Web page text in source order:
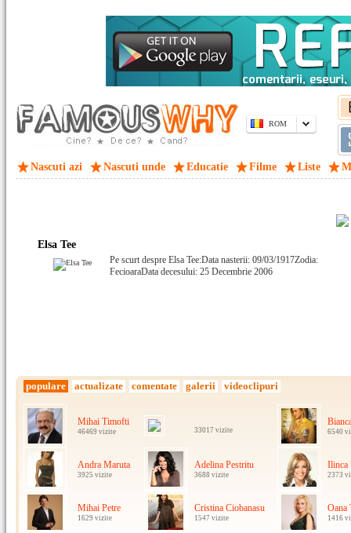
ROM
Nascuti azi Nascuti unde Educatie Filme Liste
Elsa Tee
Pe scurt despre Elsa Tee:Data nasterii: 09/03/1917Zodia:
FecioaraData decesului: 25 Decembrie 2006
populare actualizate comentate galerii videoclipuri
Mihai Timofti
46469 vizite 33017 vizite 6540
Andra Maruta
3925 vizite
Adelina Pestritu
3688 vizite
Ilinca
2373
Mihai Petre
1629 vizite
Cristina Ciobanasu
1547 vizite
Oana
1416